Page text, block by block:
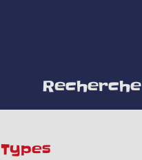
Recherche
Types